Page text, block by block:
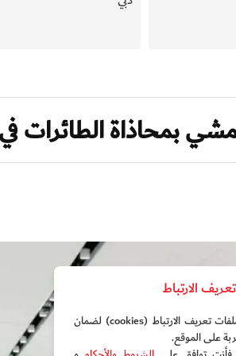
بمحاذاة الطائرات
الارتباط
يستخدم هذا الموقع ملفات تعريف الارتباط (cookies) لضمان
على الموقع‏.